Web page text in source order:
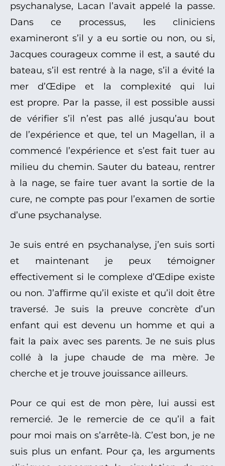
psychanalyse, Lacan l’avait appelé la passe.
Dans ce processus, les cliniciens
examineront s’il y a eu sortie ou non, ou si,
Jacques courageux comme il est, a sauté du
bateau, s’il est rentré à la nage, s’il a évité la
mer d’Œdipe et la complexité qui lui
est propre. Par la passe, il est possible aussi
de vérifier s’il n’est pas allé jusqu’au bout
de l’expérience et que, tel un Magellan, il a
commencé l’expérience et s’est fait tuer au
milieu du chemin. Sauter du bateau, rentrer
à la nage, se faire tuer avant la sortie de la
cure, ne compte pas pour l’examen de sortie
d’une psychanalyse.
Je suis entré en psychanalyse, j’en suis sorti
et maintenant je peux témoigner
effectivement si le complexe d’Œdipe existe
ou non. J’affirme qu’il existe et qu’il doit être
traversé. Je suis la preuve concrète d’un
enfant qui est devenu un homme et qui a
fait la paix avec ses parents. Je ne suis plus
collé à la jupe chaude de ma mère. Je
cherche et je trouve jouissance ailleurs.
Pour ce qui est de mon père, lui aussi est
remercié. Je le remercie de ce qu’il a fait
pour moi mais on s’arrête-là. C’est bon, je ne
suis plus un enfant. Pour ça, les arguments